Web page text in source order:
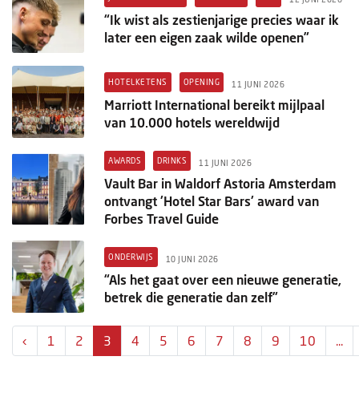
“Ik wist als zestienjarige precies waar ik
later een eigen zaak wilde openen”
HOTELKETENS OPENING 11 JUNI 2026
Marriott International bereikt mijlpaal
van 10.000 hotels wereldwijd
AWARDS DRINKS 11 JUNI 2026
Vault Bar in Waldorf Astoria Amsterdam
ontvangt 'Hotel Star Bars' award van
Forbes Travel Guide
ONDERWIJS 10 JUNI 2026
“Als het gaat over een nieuwe generatie,
betrek die generatie dan zelf”
‹ 1 2 3 4 5 6 7 8 9 10 ...